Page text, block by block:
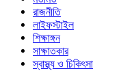
রাজনীতি
লাইফস্টাইল
শিক্ষাঙ্গন
সাক্ষাতকার
স্বাস্থ্য ও চিকিৎসা